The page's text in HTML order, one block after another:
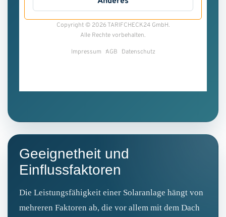
Geeignetheit und
Einflussfaktoren
Die Leistungsfähigkeit einer Solaranlage hängt von
mehreren Faktoren ab, die vor allem mit dem Dach